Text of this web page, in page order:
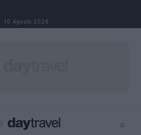
10 Agosto 2026
⌕